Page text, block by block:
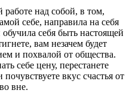
работе над собой, в том,
себе, направила на себя
себя быть настоящей
вам незачем будет
и похвалой от общества.
себе цену, перестанете
вкус счастья от
вне.